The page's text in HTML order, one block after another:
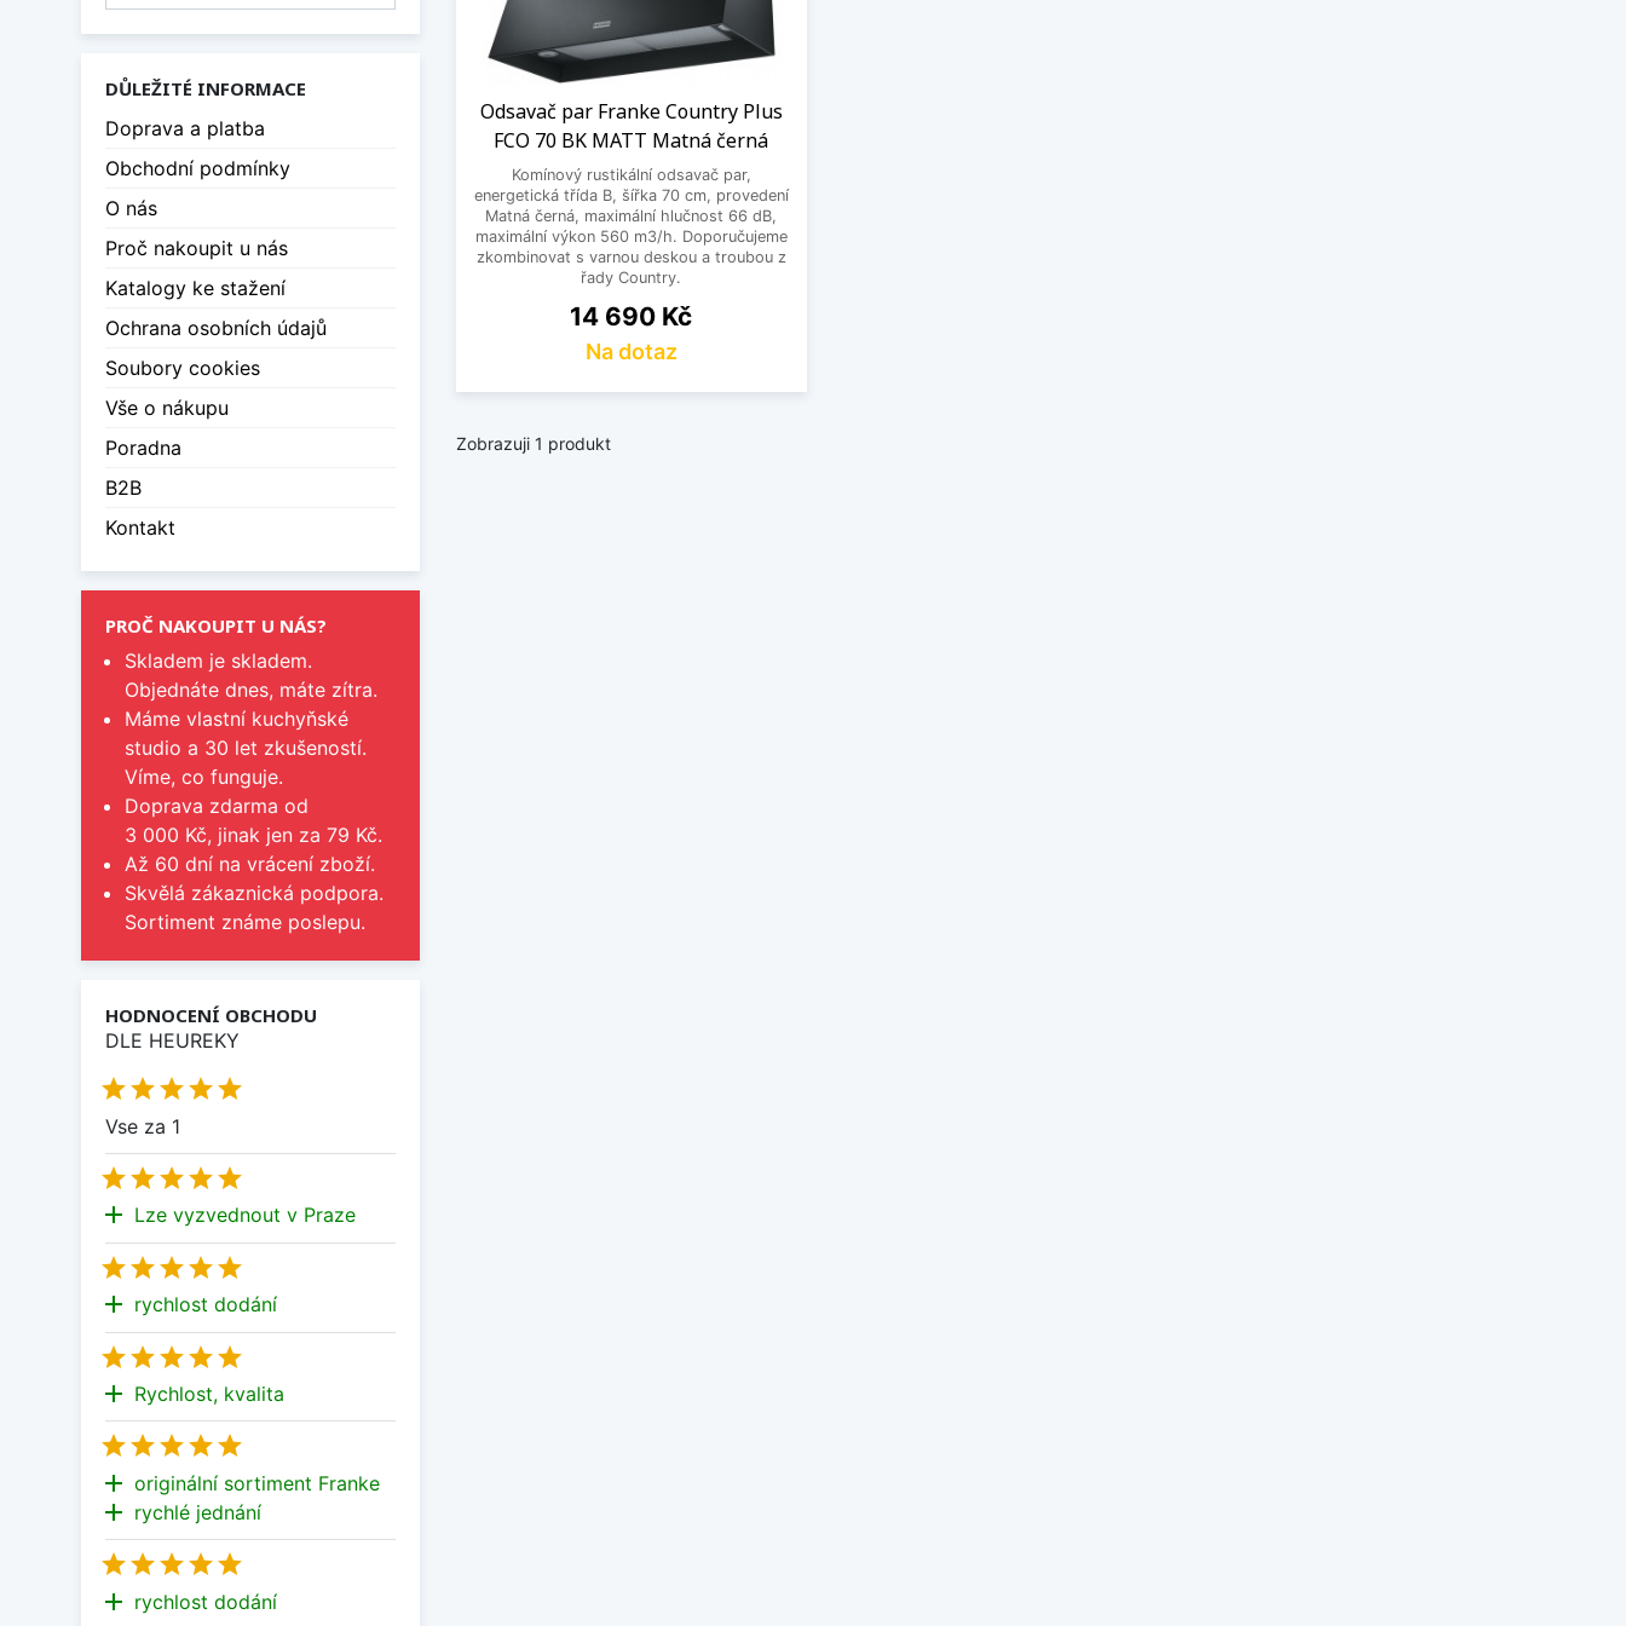
DŮLEŽITÉ INFORMACE
Doprava a platba
Obchodní podmínky
O nás
Proč nakoupit u nás
Katalogy ke stažení
Ochrana osobních údajů
Soubory cookies
Vše o nákupu
Poradna
B2B
Kontakt
PROČ NAKOUPIT U NÁS?
Skladem je skladem.
Objednáte dnes, máte zítra.
Máme vlastní kuchyňské
studio a 30 let zkušeností.
Víme, co funguje.
Doprava zdarma od
3 000 Kč, jinak jen za 79 Kč.
Až 60 dní na vrácení zboží.
Skvělá zákaznická podpora.
Sortiment známe poslepu.
HODNOCENÍ OBCHODU
DLE HEUREKY

Vse za 1

add Lze vyzvednout v Praze

add rychlost dodání

add Rychlost, kvalita

add originální sortiment Franke
add rychlé jednání

add rychlost dodání
Důležitým parametrem je také výkon. Naše modely disponují třemi, některé až šesti stupni výkonu. Najdete u
nich také posuvné přepínače. Hlučnost je nízká, samozřejmostí je osvětlení halogenovými žárovkami.
Nejlepší rustikální digestoře pro vás
Můžete vybírat také z široké nabídky
několik druhů filtrů pachu.
Pokud je vaše kuchyň zařízená ve venkovském stylu nebo zahrnuje dřevěné prvky, je jedna z našich rustikálních
digestoří ideální volbou. V nabídce naleznete více provedení, nerezové, se dřevem v různých odstínech a také v
různých šířkách.
Dolaďte svou kuchyň k dokonalosti s jednou z našich rustikálních digestoří. Nákup u nás je zárukou vaší
spokojenosti!
Odsavač par Franke Country Plus
FCO 70 BK MATT Matná černá
Komínový rustikální odsavač par,
energetická třída B, šířka 70 cm, provedení
Matná černá, maximální hlučnost 66 dB,
maximální výkon 560 m3/h. Doporučujeme
zkombinovat s varnou deskou a troubou z
řady Country.
Cena
14 690 Kč
Na dotaz
Zobrazuji 1 produkt